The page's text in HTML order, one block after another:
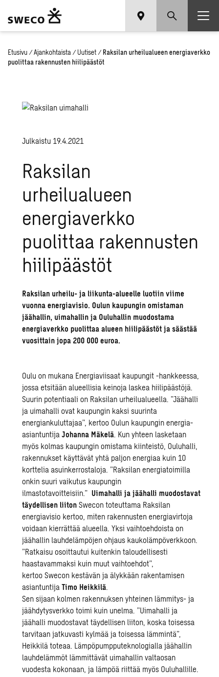
Etusivu / Ajankohtaista / Uutiset / Raksilan urheilualueen energiaverkko
puolittaa rakennusten hiilipäästöt
Julkaistu 19.4.2021
Raksilan
urheilualueen
energiaverkko
puolittaa rakennusten
hiilipäästöt
Raksilan urheilu- ja liikunta-alueelle luotiin viime
vuonna energiavisio. Oulun kaupungin omistaman
jäähallin, uimahallin ja Ouluhallin muodostama
energiaverkko puolittaa alueen hiilipäästöt ja säästää
vuosittain jopa 200 000 euroa.
Oulu on mukana Energiaviisaat kaupungit -hankkeessa,
jossa etsitään alueellisia keinoja laskea hiilipäästöjä.
Suurin potentiaali on Raksilan urheilualueella. ”Jäähalli
ja uimahalli ovat kaupungin kaksi suurinta
energiankuluttajaa”, kertoo Oulun kaupungin energia-
asiantuntijaJohanna Mäkelä. Kun yhteen lasketaan
myös kolmas kaupungin omistama kiinteistö, Ouluhalli,
rakennukset käyttävät yhtä paljon energiaa kuin 10
korttelia asuinkerrostaloja. ”Raksilan energiatoimilla
onkin suuri vaikutus kaupungin
ilmastotavoitteisiin.” Uimahalli ja jäähalli muodostavat
täydellisen liiton Swecon toteuttama Raksilan
energiavisio kertoo, miten rakennusten energiavirtoja
voidaan kierrättää alueella. Yksi vaihtoehdoista on
jäähallin lauhdelämpöjen ohjaus kaukolämpöverkkoon.
”Ratkaisu osoittautui kuitenkin taloudellisesti
haastavammaksi kuin muut vaihtoehdot”,
kertoo Swecon kestävän ja älykkään rakentamisen
asiantuntijaTimo Heikkilä.
Sen sijaan kolmen rakennuksen yhteinen lämmitys- ja
jäähdytysverkko toimi kuin unelma. ”Uimahalli ja
jäähalli muodostavat täydellisen liiton, koska toisessa
tarvitaan jatkuvasti kylmää ja toisessa lämmintä”,
Heikkilä toteaa. Lämpöpumpputeknologialla jäähallin
lauhdelämmöt lämmittävät uimahallin valtaosan
vuodesta kokonaan, ja lämpöä riittää myös Ouluhallille.